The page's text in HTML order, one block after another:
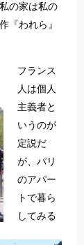
の家は私の
『われら』
フランス
人は個人
主義者と
いうのが
定説だ
が、パリ
のアパー
トで暮ら
してみる